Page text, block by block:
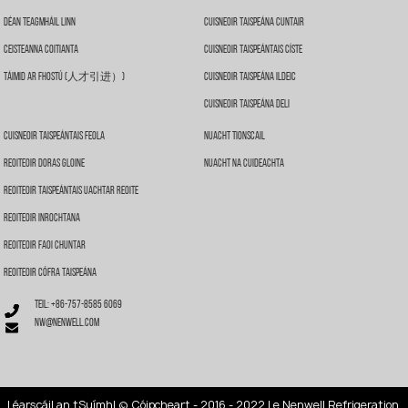
Déan Teagmháil Linn
Ceisteanna Coitianta
Táimid Ar Fhostú (人才引进）)
Cuisneoir Taispeána Cuntair
Cuisneoir Taispeántais Císte
Cuisneoir Taispeána Ildeic
Cuisneoir Taispeána Deli
Cuisneoir Taispeántais Feola
Reoiteoir Doras Gloine
Reoiteoir Taispeántais Uachtar Reoite
Reoiteoir Inrochtana
Reoiteoir Faoi Chuntar
Reoiteoir Cófra Taispeána
Nuacht Tionscail
Nuacht Na Cuideachta
Teil: +86-757-8585 6069
nw@nenwell.com